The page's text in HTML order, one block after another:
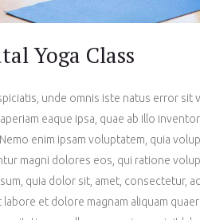
Yoga Class
unde omnis iste natus error sit
eaque ipsa, quae ab illo
enim ipsam voluptatem, quia
magni dolores eos, qui ratione
quia dolor sit, amet, consectetur,
labore et dolore magnam aliquam